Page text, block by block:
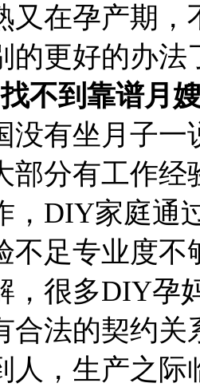
又在孕产期，
的更好的办法
到靠谱月嫂
有坐月子一
部分有工作
，DIY家庭通
不足专业度不
，很多DIY孕
合法的契约
人，生产之际